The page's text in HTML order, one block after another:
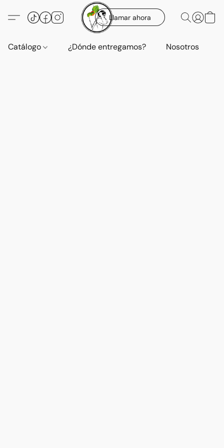
Llamar ahora
Catálogo ¿Dónde entregamos? Nosotros